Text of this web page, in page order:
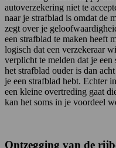
autoverzekering niet te
naar je strafblad is omdat de
zegt over je
een strafblad te maken heeft
logisch dat een verzekeraar
verplicht te melden dat je
het strafblad ouder is dan
je een strafblad hebt. Echter
een kleine overtreding gaat
kan het soms in je voordeel
Ontzegging van de